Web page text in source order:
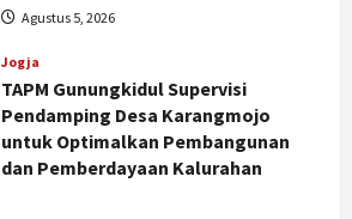
Agustus 5, 2026
Jogja
TAPM Gunungkidul Supervisi
Pendamping Desa Karangmojo
untuk Optimalkan Pembangunan
dan Pemberdayaan Kalurahan